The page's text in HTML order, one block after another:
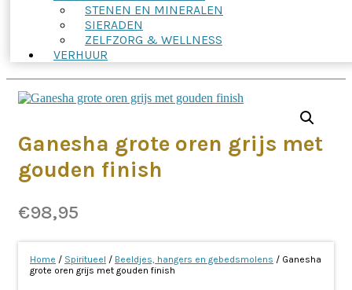
STENEN EN MINERALEN
SIERADEN
ZELFZORG & WELLNESS
VERHUUR
Ganesha grote oren grijs met
gouden finish
€98,95
Home / Spiritueel / Beeldjes, hangers en gebedsmolens / Ganesha
grote oren grijs met gouden finish